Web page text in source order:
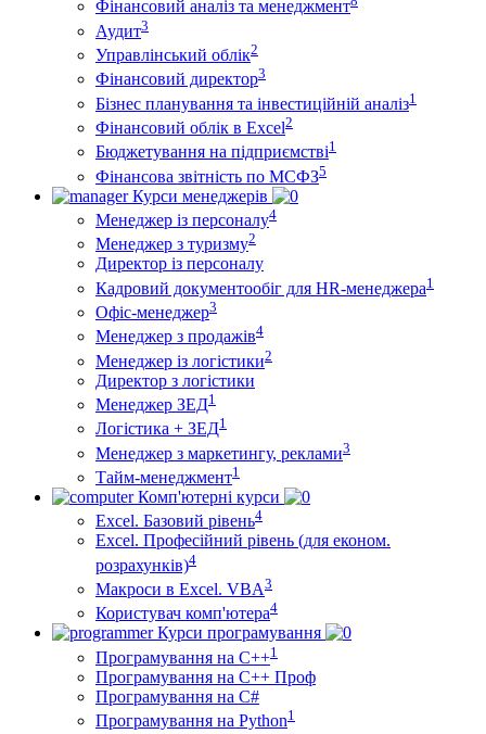
Фінансовий аналіз та менеджмент
Аудит3
Управлінський облік2
Фінансовий директор3
Бізнес планування та інвестиційній аналіз1
Фінансовий облiк в Excel2
Бюджетування на підприємстві1
Фінансова звітність по МСФЗ5
Курси менеджерів
Менеджер із персоналу4
Менеджер з туризму2
Директор iз персоналу
Кадровий документообіг для HR-менеджера1
Офіс-менеджер3
Менеджер з продажів4
Менеджер із логістики2
Директор з логістики
Менеджер ЗEД1
Логістика + ЗЕД1
Менеджер з маркетингу, реклами3
Тайм-менеджмент1
Комп'ютерні курси
Excel. Базовий рівень4
Excel. Професійний рівень (для економ.
розрахунків)4
Макроси в Excel. VBA3
Користувач комп'ютера4
Курси програмування
Програмування на С++1
Програмування на С++ Проф
Програмування на C#
Програмування на Python1